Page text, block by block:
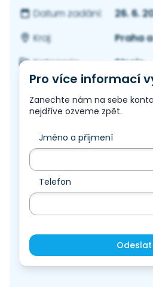
Datum zadání:
26. 6.
Kraj:
Praha
Kategorie:
Stroje
Pro více informací
Zanechte nám na sebe
nejdříve ozveme zpět.
Jméno a příjmení
Telefon
Odeslat